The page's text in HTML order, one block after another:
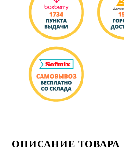
ОПИСАНИЕ ТОВАРА